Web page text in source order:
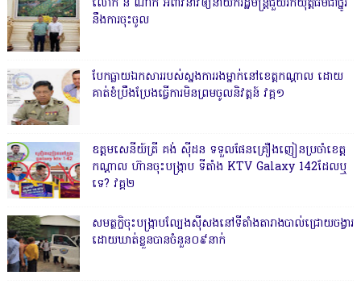
លោក នី ណាក់ អំពាវនាវឲ្យនាយករដ្ឋមន្ត្រីជួយរកយុត្តិធម៌ជាថ្នូរ
នឹងការចុះចូល
បែកធ្លាយឯកសាររបស់ស្នងការរងម្នាក់នៅខេត្តកណ្ដាល ដោយ
គាត់ខំប្រឹងប្រែងធ្វើការមិនព្រមចូលនិវត្តន៍ វគ្គ១
ឧត្តមសេនីយ៍ត្រី គង់ ស៊ីដន ទទួលផែនគ្រឿងញៀនប្រចាំខេត្ត
កណ្តាល ហ៊ានចុះបង្ក្រាប ទីតាំង KTV Galaxy 142ដែលឬ
ទេ? វគ្គ២
សមត្ថកិ្ចចុះបង្ក្រាបល្បែងស៊ីសងនៅទីតាំងតារាងបាល់ជ្រោយចង្វារ
ដោយឃាត់ខ្លួនបានចំនួន០៩នាក់